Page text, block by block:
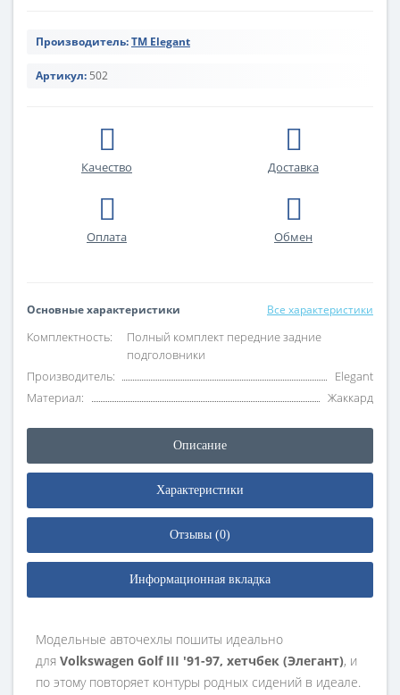
Производитель:TM Elegant
Артикул: 502
Качество Доставка
Оплата Обмен
Основные характеристики Все характеристики
Комплектность:
Полный комплект передние задние
подголовники
Производитель:
Elegant
Материал:
Жаккард
Описание
Характеристики
Отзывы (0)
Информационная вкладка
Модельные авточехлы пошиты идеально
для Volkswagen Golf III '91-97, хетчбек (Элегант), и
по этому повторяет контуры родных сидений в идеале.